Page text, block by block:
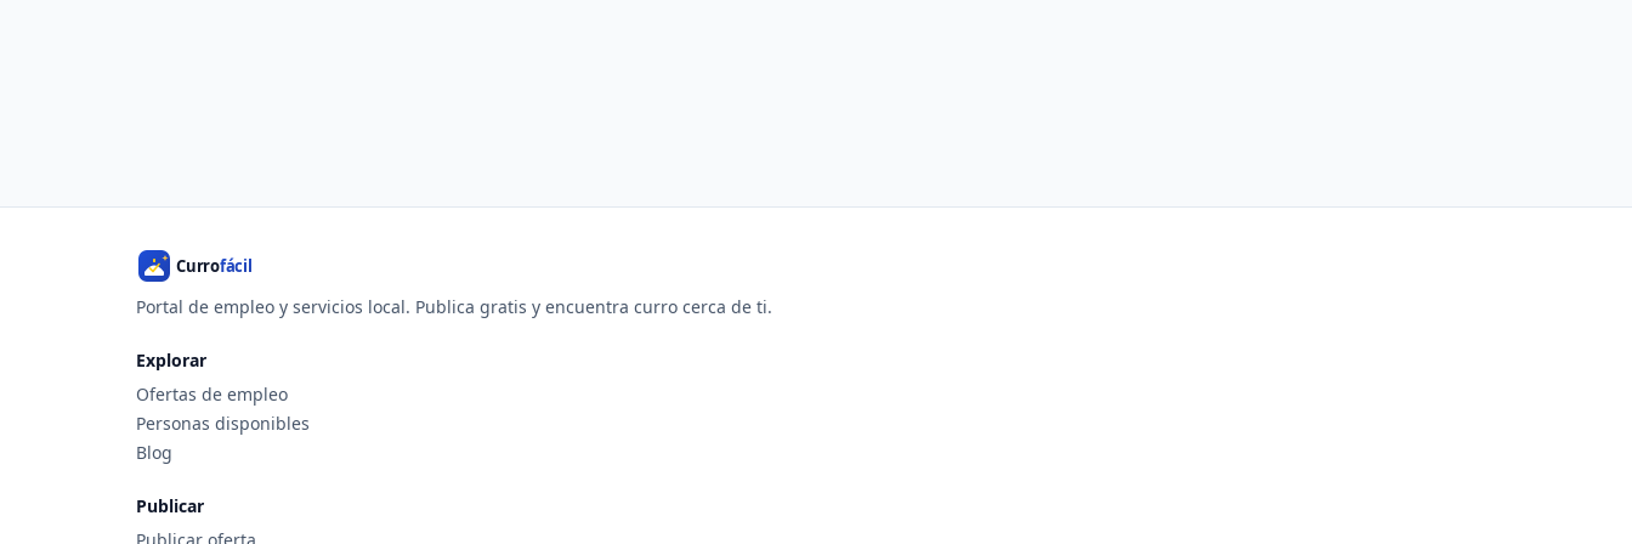
Portal de empleo y servicios local. Publica gratis y encuentra curro cerca de ti.
Explorar
Ofertas de empleo
Personas disponibles
Blog
Publicar